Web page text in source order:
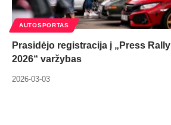
AUTOSPORTAS
Prasidėjo registracija į „Press Rally
2026“ varžybas
2026-03-03